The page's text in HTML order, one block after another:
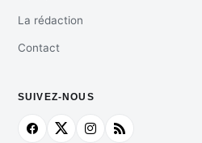
La rédaction
Contact
SUIVEZ-NOUS